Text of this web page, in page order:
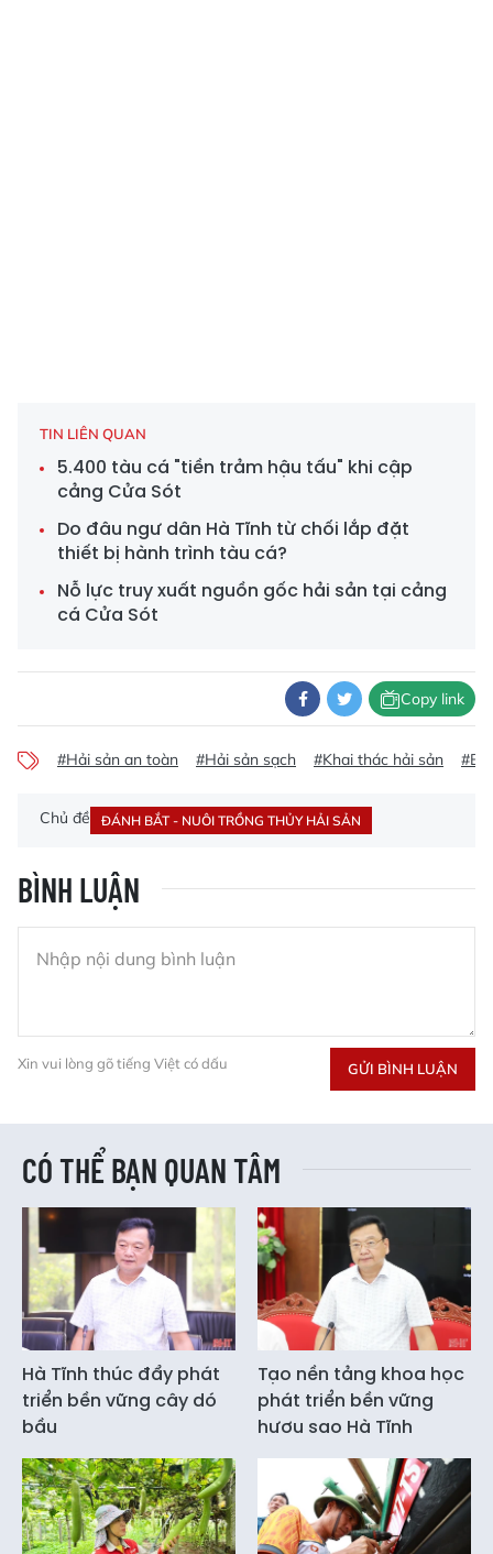
TIN LIÊN QUAN
5.400 tàu cá "tiền trảm hậu tấu" khi cập
cảng Cửa Sót
Do đâu ngư dân Hà Tĩnh từ chối lắp đặt
thiết bị hành trình tàu cá?
Nỗ lực truy xuất nguồn gốc hải sản tại cảng
cá Cửa Sót
Copy link
#Hải sản an toàn #Hải sản sạch #Khai thác hải sản
Chủ đề ĐÁNH BẮT - NUÔI TRỒNG THỦY HẢI SẢN
BÌNH LUẬN
Xin vui lòng gõ tiếng Việt có dấu GỬI BÌNH LUẬN
CÓ THỂ BẠN QUAN TÂM
Hà Tĩnh thúc đẩy phát
triển bền vững cây dó
bầu
Tạo nền tảng khoa học
phát triển bền vững
hươu sao Hà Tĩnh